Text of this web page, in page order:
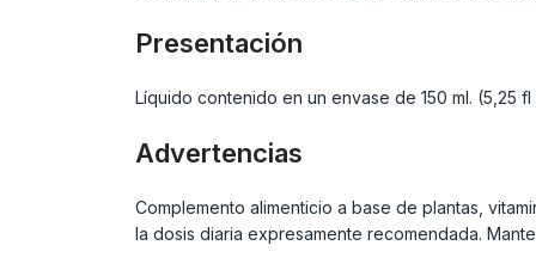
Presentación
Líquido contenido en un envase de 150 ml. (5,25
Advertencias
Complemento alimenticio a base de plantas,
la dosis diaria expresamente recomendada.